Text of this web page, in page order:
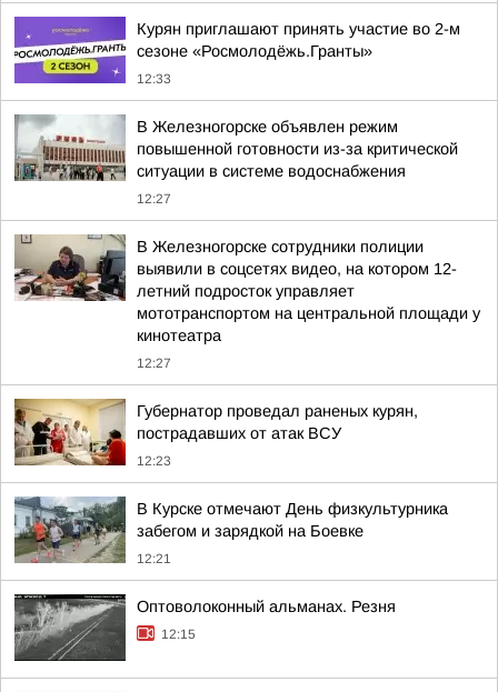
Курян приглашают принять участие во 2-м
сезоне «Росмолодёжь.Гранты»
12:33
В Железногорске объявлен режим
повышенной готовности из-за критической
ситуации в системе водоснабжения
12:27
В Железногорске сотрудники полиции
выявили в соцсетях видео, на котором 12-
летний подросток управляет
мототранспортом на центральной площади у
кинотеатра
12:27
Губернатор проведал раненых курян,
пострадавших от атак ВСУ
12:23
В Курске отмечают День физкультурника
забегом и зарядкой на Боевке
12:21
Оптоволоконный альманах. Резня
12:15